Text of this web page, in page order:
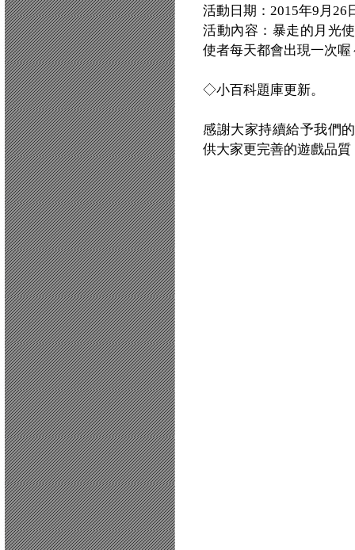
活動日期：2015年9月26
活動內容：暴走的月光
使者每天都會出現一次
◇小百科題庫更新。
感謝大家持續給予我們
供大家更完善的遊戲品質